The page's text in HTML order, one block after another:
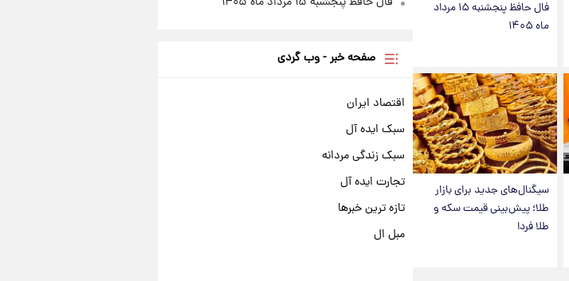
فال حافظ پنجشنبه ۱۵ مرداد
ماه ۱۴۰۵
سیگنال‌های جدید برای بازار
طلا؛ پیش‌بینی قیمت سکه و
طلا فردا
صفحه خبر - وب گردی
اقتصاد ایران
سبک ایده آل
سبک زندگی مردانه
تجارت ایده آل
تازه ترین خبرها
مبل ال